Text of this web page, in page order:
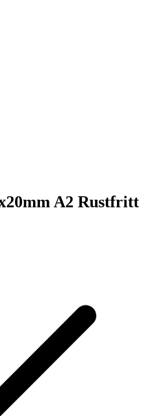
A2 Rustfritt